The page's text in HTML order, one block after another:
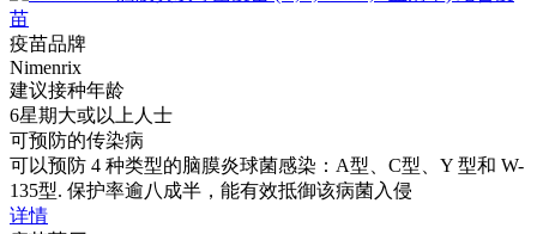
疫苗品牌
Nimenrix
建议接种年龄
6星期大或以上人士
可预防的传染病
可以预防 4 种类型的脑膜炎球菌感染：A型、C型、Y 型和 W-
135型. 保护率逾八成半，能有效抵御该病菌入侵
详情